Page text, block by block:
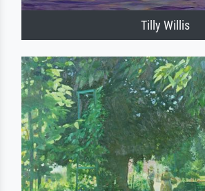
Tilly Willis